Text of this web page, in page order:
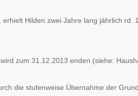
Hilden zwei Jahre lang jährlich rd.
zum 31.12.2013 enden (siehe:
die stufenweise Übernahme der